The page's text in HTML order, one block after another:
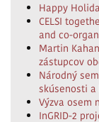
Happy
CELSI
and co-
Martin
zástupcov
Národný
skúsenosti
Výzva osem
InGRID-2